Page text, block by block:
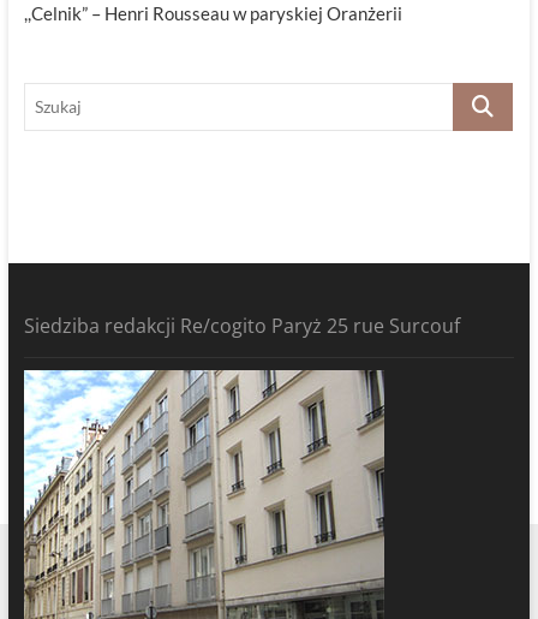
,,Celnik” – Henri Rousseau w paryskiej Oranżerii
Szukaj
Siedziba redakcji Re/cogito Paryż 25 rue Surcouf